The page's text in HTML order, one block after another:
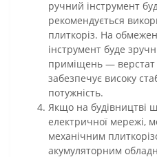
ручний інструмент
рекомендується
плиткоріз. На
інструмент буде
приміщень — верстат
забезпечує високу
потужність.
Якщо на будівництві
електричної мережі,
механічним
акумуляторним